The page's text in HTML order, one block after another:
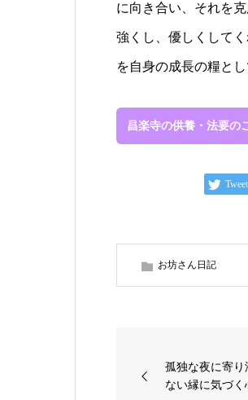
に向き合い、それを
強くし、優しくして
を自身の成長の糧と
昌楽寺の供養・法要
Tweet
お坊さん日記
孤独な夜に寄り
ない縁に気づく